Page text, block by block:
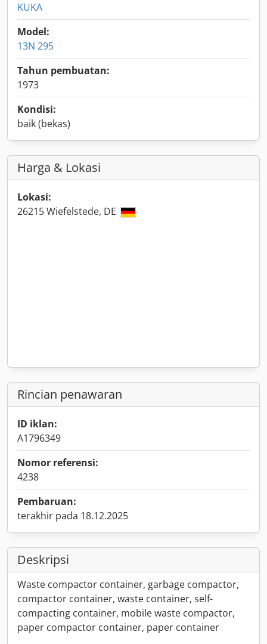
KUKA
Model:
13N 295
Tahun pembuatan:
1973
Kondisi:
baik (bekas)
Harga & Lokasi
Lokasi:
26215 Wiefelstede, DE
Rincian penawaran
ID iklan:
A1796349
Nomor referensi:
4238
Pembaruan:
terakhir pada 18.12.2025
Deskripsi
Waste compactor container, garbage compactor,
compactor container, waste container, self-
compacting container, mobile waste compactor,
paper compactor container, paper container